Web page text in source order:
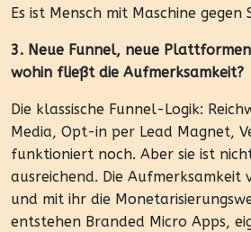
Es ist Mensch mit Maschine gegen
3. Neue Funnel, neue Plattformen
wohin fließt die Aufmerksamkeit?
Die klassische Funnel-Logik:
Media, Opt-in per Lead Magnet,
funktioniert noch. Aber sie ist
ausreichend. Die Aufmerksamkeit
und mit ihr die
entstehen Branded Micro Apps,